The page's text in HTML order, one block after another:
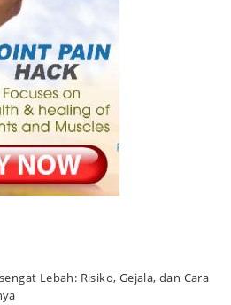
Lebah: Risiko, Gejala, dan Cara